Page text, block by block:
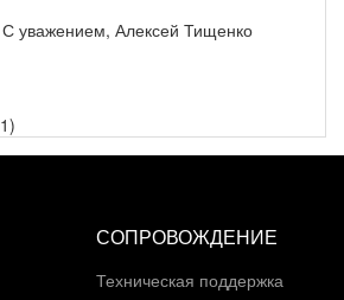
С уважением, Алексей Тищенко
1)
СОПРОВОЖДЕНИЕ
Техническая поддержка